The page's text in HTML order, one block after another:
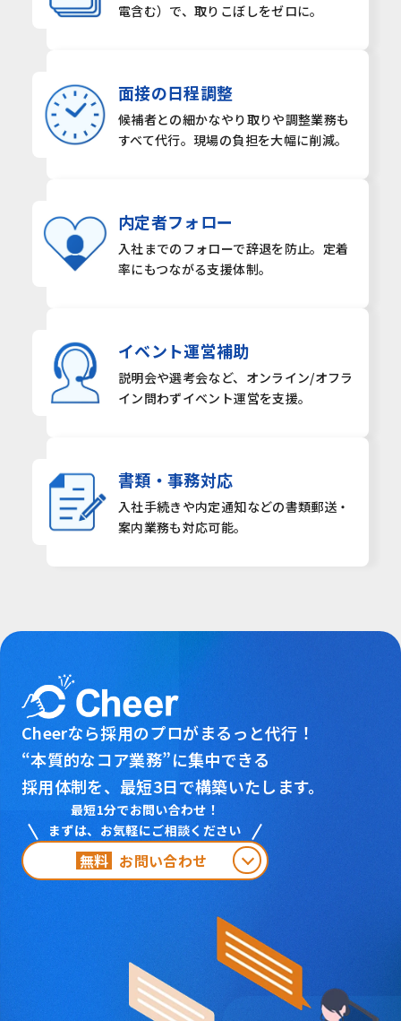
電含む） で、取りこぼしをゼロに。
面接の日程調整
候補者との細かなやり取りや調整業務も
すべて代行。現場の負担を大幅に削減。
内定者フォロー
入社までのフォローで辞退を防止。定着
率にもつながる支援体制。
イベント運営補助
説明会や選考会など、 オンライン/オフラ
イン問わずイベント運営を支援。
書類・事務対応
入社手続きや内定通知などの書類郵送・
案内業務も対応可能。
Cheerなら採用のプロがまるっと代行！
“本質的なコア業務”に集中できる
採用体制を、 最短3日で構築いたします。
最短1分でお問い合わせ！
まずは、お気軽にご相談ください
無料 お問い合わせ